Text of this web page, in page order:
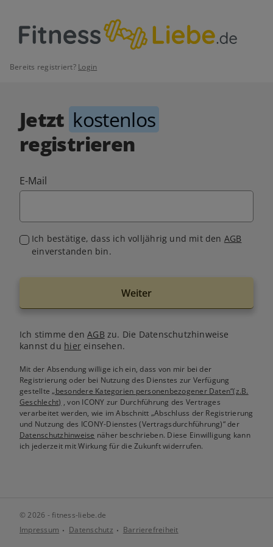
Bereits registriert? Login
Jetzt kostenlos
registrieren
E-Mail
Ich bestätige, dass ich volljährig und mit den AGB
einverstanden bin.
Weiter
Ich stimme denAGB zu. Die Datenschutzhinweise
kannst du hiereinsehen.
Mit der Absendung willige ich ein, dass von mir bei der
Registrierung oder bei Nutzung des Dienstes zur Verfügung
gestellte„besondere Kategorien personenbezogener Daten“(z.B.
Geschlecht) , von ICONY zur Durchführung des Vertrages
verarbeitet werden, wie im Abschnitt „Abschluss der Registrierung
und Nutzung des ICONY-Dienstes (Vertragsdurchführung)“ der
Datenschutzhinweise näher beschrieben. Diese Einwilligung kann
ich jederzeit mit Wirkung für die Zukunft widerrufen.
© 2026 - fitness-liebe.de
Impressum
Datenschutz Barrierefreiheit